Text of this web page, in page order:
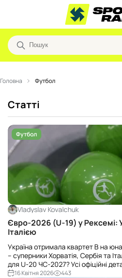
Головна Футбол
Статті
Футбол
Vladyslav Kovalchuk
Євро-2026 (U-19) у Рексемі:
Італією
Україна отримала квартет В на
– суперники Хорватія, Сербія та
для U-20 ЧС-2027? Усі офіційні
16 Квітня 2026
443